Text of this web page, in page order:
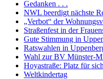
Gedanken . . .
NWL beerdigt nächste
„Verbot“ der
Straßenfest in der
Gute Stimmung in
Ratswahlen in
Wahl zur BV Münster-
Hoyastraße: Platz für
Weltkindertag